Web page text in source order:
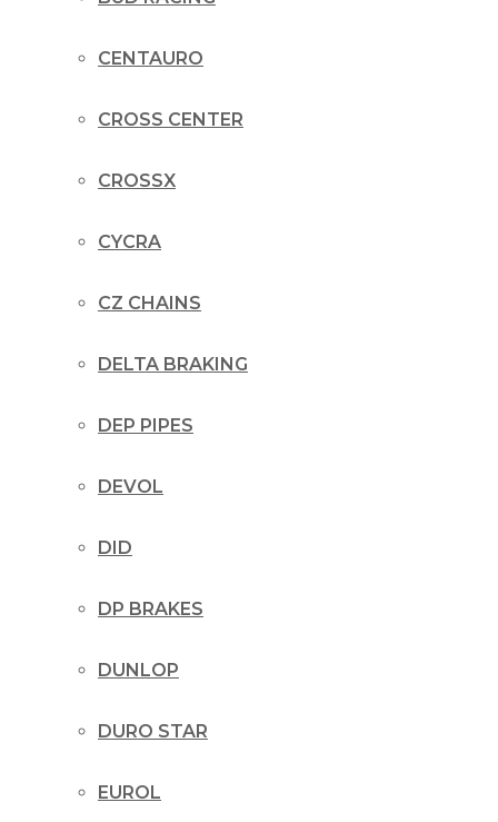
CENTAURO
CROSS CENTER
CROSSX
CYCRA
CZ CHAINS
DELTA BRAKING
DEP PIPES
DEVOL
DID
DP BRAKES
DUNLOP
DURO STAR
EUROL